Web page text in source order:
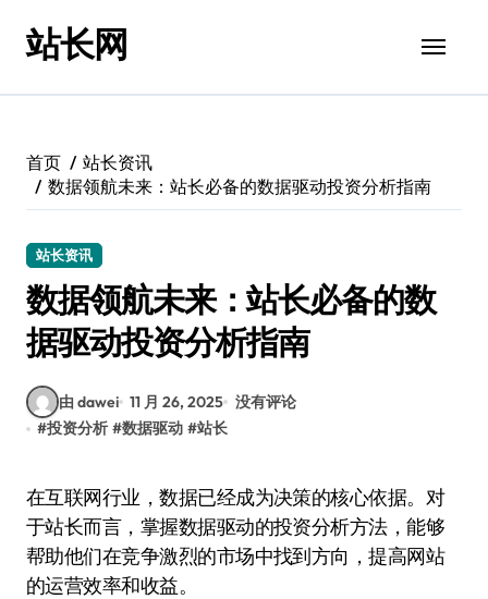
站长网
首页
站长资讯
数据领航未来：站长必备的数据驱动投资分析指南
站长资讯
数据领航未来：站长必备的数
据驱动投资分析指南
由 dawei 11 月 26, 2025 没有评论
#投资分析 #数据驱动 #站长
在互联网行业，数据已经成为决策的核心依据。对
于站长而言，掌握数据驱动的投资分析方法，能够
帮助他们在竞争激烈的市场中找到方向，提高网站
的运营效率和收益。